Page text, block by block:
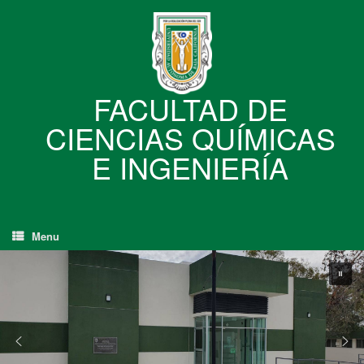
FACULTAD DE
CIENCIAS QUÍMICAS
E INGENIERÍA
Menu